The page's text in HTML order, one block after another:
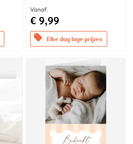
Vanaf
€ 9,99
offers Elke dag lage prijzen